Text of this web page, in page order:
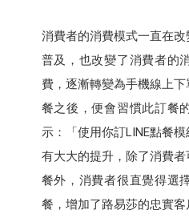
消費者的消費模式一直在
普及，也改變了消費者的
費，逐漸轉變為手機線上
餐之後，便會習慣此訂餐
示：「使用你訂LINE點餐
有大大的提升，除了消費
餐外，消費者很直覺得選
餐，增加了路易莎的忠實